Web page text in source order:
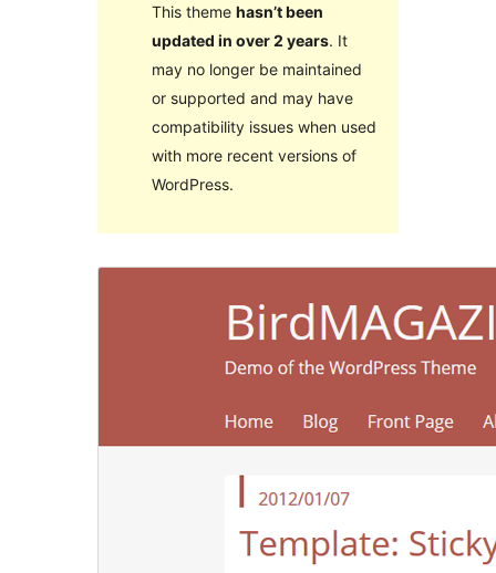
This theme hasn’t been
updated in over 2 years. It
may no longer be maintained
or supported and may have
compatibility issues when used
with more recent versions of
WordPress.